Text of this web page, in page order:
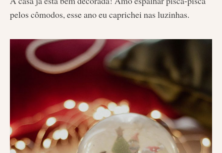
pelos cômodos, esse ano eu caprichei nas luzinhas.